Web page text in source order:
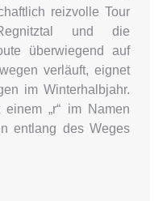
reizvolle Tour
und die
überwiegend auf
verläuft, eignet
im Winterhalbjahr.
„r“ im Namen
entlang des Weges